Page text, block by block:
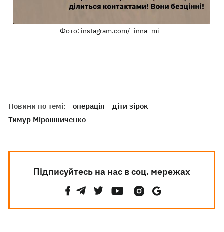
Фото: instagram.com/_inna_mi_
Новини по темі: операція
діти зірок
Тимур Мірошниченко
Підписуйтесь на нас в соц. мережах